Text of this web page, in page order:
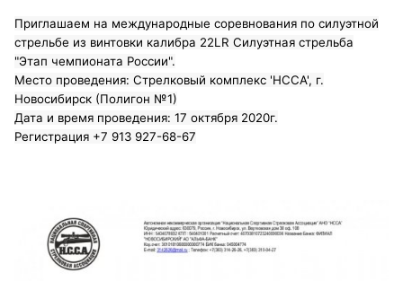
Приглашаем на международные соревнования по силуэтной
стрельбе из винтовки калибра 22LR Силуэтная стрельба
"Этап чемпионата России".
Место проведения: Стрелковый комплекс 'НССА', г.
Новосибирск (Полигон №1)
Дата и время проведения: 17 октября 2020г.
Регистрация +7 913 927-68-67